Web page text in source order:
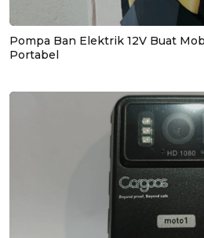
Pompa Ban Elektrik 12V Buat
Portabel